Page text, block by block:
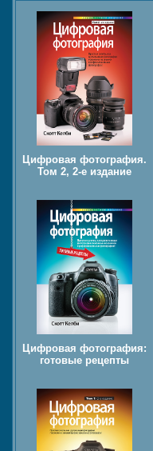
Цифровая фотография.
Том 2, 2-е издание
Цифровая фотография:
готовые рецепты